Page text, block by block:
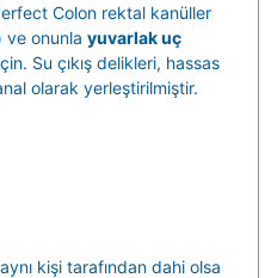
Colon rektal kanüller
ve onunla yuvarlak uç
Su çıkış delikleri, hassas
olarak yerleştirilmiştir.
kişi tarafından dahi olsa